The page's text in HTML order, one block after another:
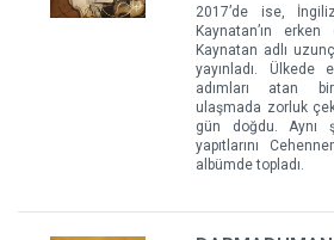
2017’de ise,
Kaynatan’ın erken
Kaynatan adlı
yayınladı. Ülkede
adımları atan
ulaşmada zorluk
gün doğdu. Aynı
yapıtlarını
albümde topladı.